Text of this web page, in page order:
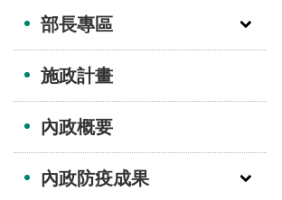
部長專區
施政計畫
內政概要
內政防疫成果